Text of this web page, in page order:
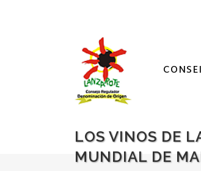
LOS VINOS DE
MUNDIAL DE